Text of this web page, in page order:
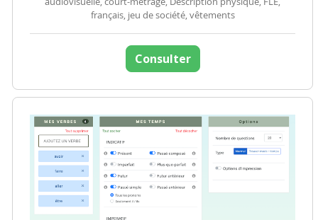
français, jeu de société, vêtements
Consulter